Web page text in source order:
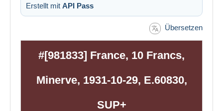
Erstellt mit API Pass
Übersetzen
#[981833] France, 10 Francs,
Minerve, 1931-10-29, E.60830,
SUP+